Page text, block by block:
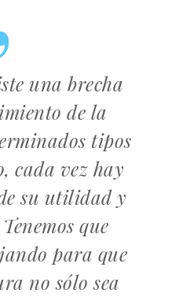
una brecha
de la
tipos
cada vez hay
su utilidad y
que
para que
no sólo sea